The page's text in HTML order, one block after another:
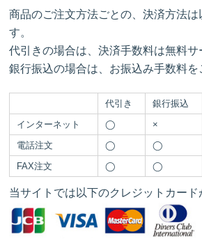
商品のご注文方法ごとの、決済方法は
す。
代引きの場合は、決済手数料は無料サ
銀行振込の場合は、お振込み手数料を
代引き 銀行振込
インターネット
◯ ×
電話注文
◯ ◯
FAX注文
◯ ◯
当サイトでは以下のクレジットカード